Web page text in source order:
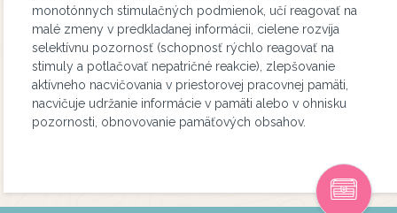
monotónnych stimulačných podmienok, učí reagovať na
malé zmeny v predkladanej informácii, cielene rozvíja
selektívnu pozornosť (schopnosť rýchlo reagovať na
stimuly a potlačovať nepatričné reakcie), zlepšovanie
aktívneho nacvičovania v priestorovej pracovnej pamäti,
nacvičuje udržanie informácie v pamäti alebo v ohnisku
pozornosti, obnovovanie pamäťových obsahov.